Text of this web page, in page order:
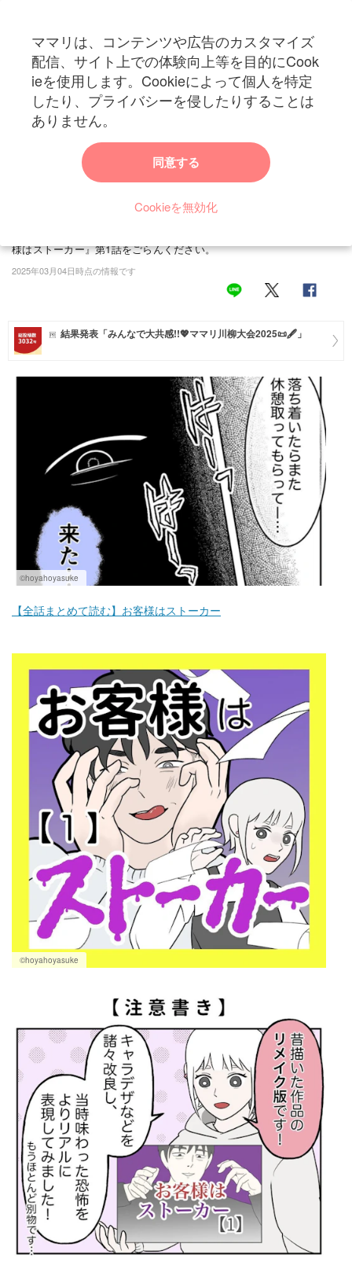
ママリは、コンテンツや広告のカスタマイズ
配信、サイト上での体験向上等を目的にCook
ieを使用します。Cookieによって個人を特定
したり、プライバシーを侵したりすることは
ありません。
同意する
Cookieを無効化
ママリ
カテゴリー一覧
妊活
妊娠
赤ちゃん・育児
病院
美容・ファッション
住まい
マネー
トップ トレンド・イベント ブログ・SNS バイト先の名札が「フルネーム
バイト先の名札が「フルネーム」危ないと思って
いたらやっぱり…｜お客様はストーカー
このお話は、著者・ほや助(@hoyahoyasuke)さんの実際の体験談にフ
ェイクを入れて描かれています。大学進学のため上京したほや助さん
していました。職場の人に恵まれ、居心地の良さを感じています。し
様はストーカー』第1話をごらんください。
2025年03月04日時点の情報です
結果発表「みんなで大共感!!💖ママリ川柳大会2025📜🖋️」
©hoyahoyasuke
【全話まとめて読む】お客様はストーカー
©hoyahoyasuke